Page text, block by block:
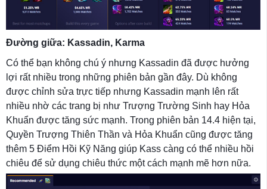
Đường giữa: Kassadin, Karma
Có thể bạn không chú ý nhưng Kassadin đã được hưởng
lợi rất nhiều trong những phiên bản gần đây. Dù không
được chỉnh sửa trực tiếp nhưng Kassadin mạnh lên rất
nhiều nhờ các trang bị như Trượng Trường Sinh hay Hỏa
Khuẩn được tăng sức mạnh. Trong phiên bản 14.4 hiện tại,
Quyền Trượng Thiên Thần và Hỏa Khuẩn cũng được tăng
thêm 5 Điểm Hồi Kỹ Năng giúp Kass càng có thể nhiều hồi
chiêu để sử dụng chiêu thức một cách mạnh mẽ hơn nữa.